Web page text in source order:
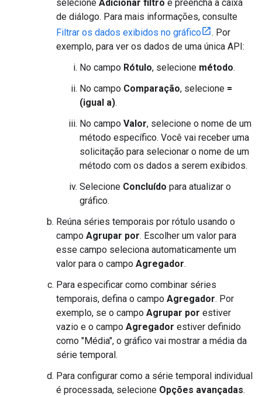
selecione Adicionar filtro e preencha a caixa
de diálogo. Para mais informações, consulte
Filtrar os dados exibidos no gráfico
. Por
exemplo, para ver os dados de uma única API:
No campo Rótulo, selecione método.
No campo Comparação, selecione =
(igual a).
No campo Valor, selecione o nome de um
método específico. Você vai receber uma
solicitação para selecionar o nome de um
método com os dados a serem exibidos.
Selecione Concluído para atualizar o
gráfico.
Reúna séries temporais por rótulo usando o
campo Agrupar por. Escolher um valor para
esse campo seleciona automaticamente um
valor para o campo Agregador.
Para especificar como combinar séries
temporais, defina o campo Agregador. Por
exemplo, se o campo Agrupar por estiver
vazio e o campo Agregador estiver definido
como "Média", o gráfico vai mostrar a média da
série temporal.
Para configurar como a série temporal individual
é processada, selecione Opções avançadas.